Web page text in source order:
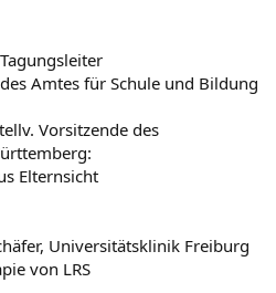
Amtes für Schule und Bildung
Vorsitzende des
Elternsicht
Universitätsklinik Freiburg
von LRS